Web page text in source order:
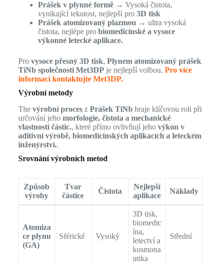
Prášek v plynné formě→ Vysoká čistota,
vynikající tekutost, nejlepší pro 3D tisk
Prášek atomizovaný plazmou → ultra vysoká
čistota, nejlépe pro biomedicínské a vysoce
výkonné letecké aplikace.
Pro vysoce přesný 3D tisk, Plynem atomizovaný prášek
TiNb společnosti Met3DPje nejlepší volbou. Pro více
informací kontaktujte Met3DP.
Výrobní metody
The výrobní procesz Prášek TiNbhraje klíčovou roli při
určování jeho morfologie, čistota a mechanické
vlastnosti částic., které přímo ovlivňují jeho výkon v
aditivní výrobě, biomedicínských aplikacích a leteckém
inženýrství..
Srovnání výrobních metod
Způsob
výroby
Tvar
částice
Čistota
Nejlepší
aplikace
Náklady
Atomiza
ce plynu
(GA)
Sférické Vysoký
3D tisk,
biomedic
ína,
letectví a
kosmona
utika
Střední